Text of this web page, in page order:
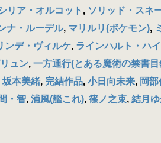
リア・オルコット , ソリッド・スネ
ナ・ルーデル, マリルリ(ポケモン),
ンデ・ヴィルケ, ラインハルト・ハ
ュン, 一方通行(とある魔術の禁書目
坂本美緒, 完結作品, 小日向未来, 岡
・智, 浦風(艦これ), 篠ノ之束, 結月ゆ